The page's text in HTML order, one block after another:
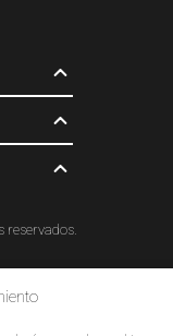
reservados.